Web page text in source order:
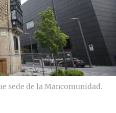
sede de la Mancomunidad.